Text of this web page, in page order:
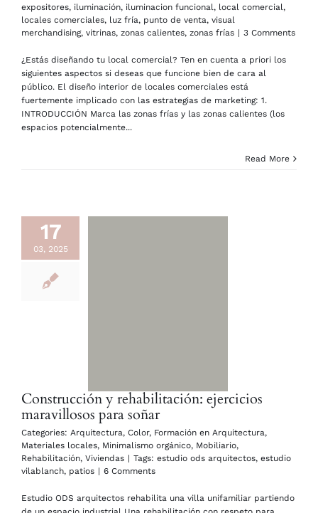
expositores, iluminación, iluminacion funcional , local comercial ,
locales comerciales, luz fría, punto de venta, visual
merchandising, vitrinas, zonas calientes, zonas frías | 3 Comments
¿Estás diseñando tu local comercial? Ten en cuenta a priori los
siguientes aspectos si deseas que funcione bien de cara al
público. El diseño interior de locales comerciales está
fuertemente implicado con las estrategias de marketing: 1.
INTRODUCCIÓN Marca las zonas frías y las zonas calientes (los
espacios potencialmente...
Read More
17
03, 2025
Construcción y rehabilitación: ejercicios
maravillosos para soñar
Categories: Arquitectura, Color, Formación en Arquitectura,
Materiales locales, Minimalismo orgánico, Mobiliario,
Rehabilitación, Viviendas | Tags: estudio ods arquitectos, estudio
vilablanch, patios | 6 Comments
Estudio ODS arquitectos rehabilita una villa unifamiliar partiendo